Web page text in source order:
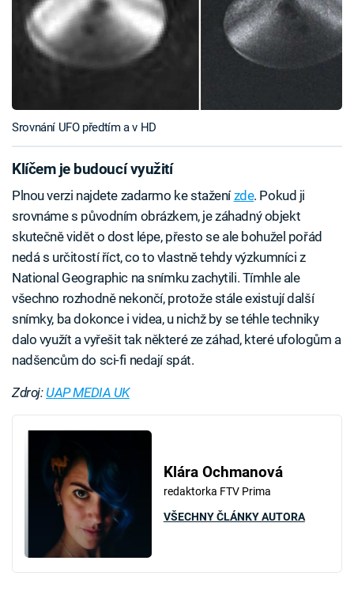
Srovnání UFO předtím a v HD
Klíčem je budoucí využití
Plnou verzi najdete zadarmo ke staženízde. Pokud ji
srovnáme s původním obrázkem, je záhadný objekt
skutečně vidět o dost lépe, přesto se ale bohužel pořád
nedá s určitostí říct, co to vlastně tehdy výzkumníci z
National Geographic na snímku zachytili. Tímhle ale
všechno rozhodně nekončí, protože stále existují další
snímky, ba dokonce i videa, u nichž by se téhle techniky
dalo využít a vyřešit tak některé ze záhad, které ufologům a
nadšencům do sci-fi nedají spát.
Zdroj: UAP MEDIA UK
Klára Ochmanová
redaktorka FTV Prima
VŠECHNY ČLÁNKY AUTORA